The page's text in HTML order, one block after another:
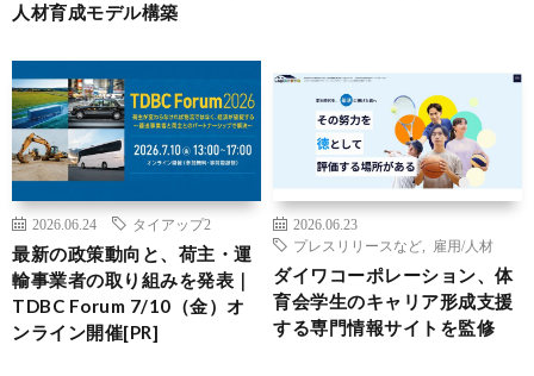
人材育成モデル構築
2026.06.24 タイアップ2
最新の政策動向と、荷主・運
輸事業者の取り組みを発表｜
TDBC Forum 7/10（金）オ
ンライン開催[PR]
2026.06.23
プレスリリースなど
雇用/人材
ダイワコーポレーション、体
育会学生のキャリア形成支援
する専門情報サイトを監修